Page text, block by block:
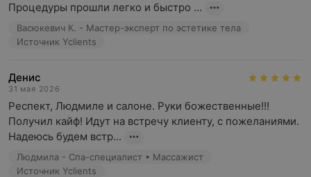
Процедуры прошли легко и быстро ...
Васюкевич К. - Мастер-эксперт по эстетике тела
Источник Yclients
Денис
31 мая 2026
Респект, Людмиле и салоне. Руки божественные!!!
Получил кайф! Идут на встречу клиенту, с пожеланиями.
Надеюсь будем встр...
Людмила - Спа-специалист • Массажист
Источник Yclients